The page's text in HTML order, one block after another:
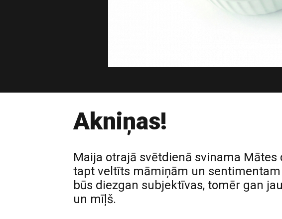
Akniņas!
Maija otrajā svētdienā svinama
tapt veltīts māmiņām un
būs diezgan subjektīvas, tomēr gan
un mīļš.